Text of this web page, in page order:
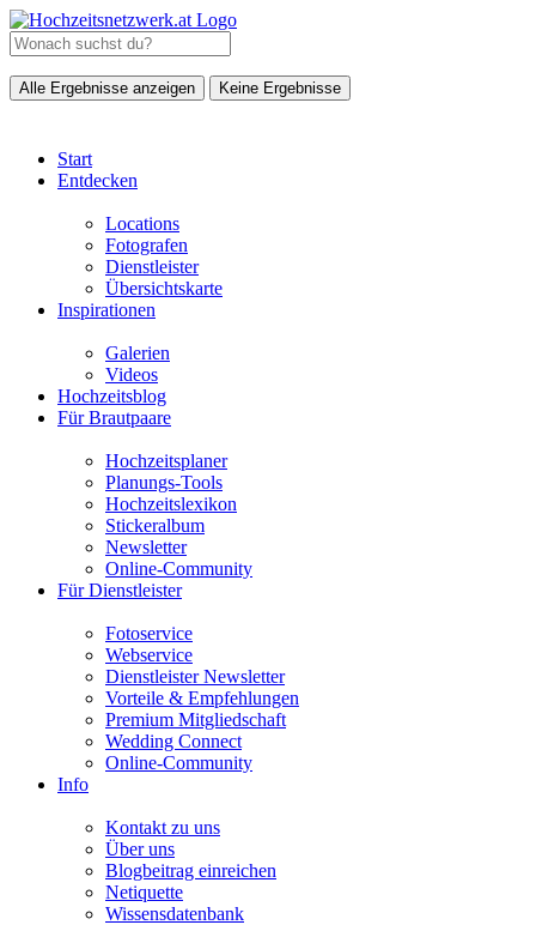
Alle Ergebnisse anzeigen Keine Ergebnisse
Start
Entdecken
Locations
Fotografen
Dienstleister
Übersichtskarte
Inspirationen
Galerien
Videos
Hochzeitsblog
Für Brautpaare
Hochzeitsplaner
Planungs-Tools
Hochzeitslexikon
Stickeralbum
Newsletter
Online-Community
Für Dienstleister
Fotoservice
Webservice
Dienstleister Newsletter
Vorteile & Empfehlungen
Premium Mitgliedschaft
Wedding Connect
Online-Community
Info
Kontakt zu uns
Über uns
Blogbeitrag einreichen
Netiquette
Wissensdatenbank